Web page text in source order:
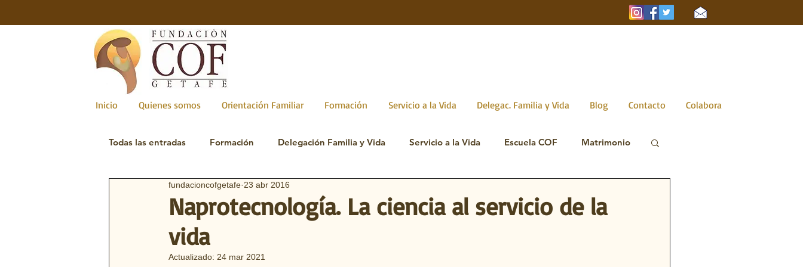
Inicio Quienes somos Orientación Familiar Formación Servicio a la Vida Delegac. Familia y Vida Blog Contacto Colabora
Todas las entradas Formación Delegación Familia y Vida Servicio a la Vida Escuela COF Matrimonio
Naprotecnología
Naprotecnología. La ciencia al servicio de la
vida
fundacioncofgetafe 23 abr 2016
Actualizado: 24 mar 2021